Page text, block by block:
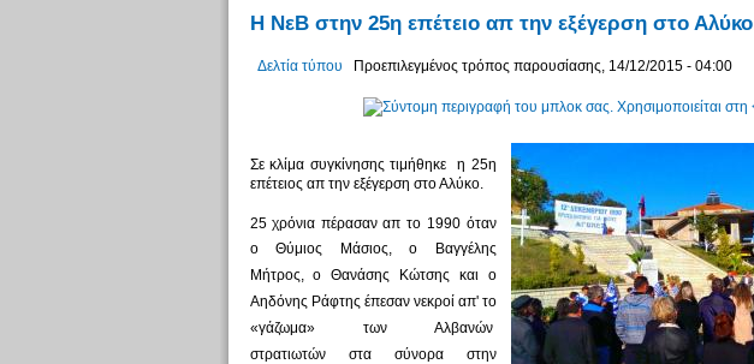
Η ΝεΒ στην 25η επέτειο απ την εξέγερση στο Αλύκο
Δελτία τύπου Προεπιλεγμένος τρόπος παρουσίασης, 14/12/2015 - 04:00
Σε κλίμα συγκίνησης τιμήθηκε η 25η
επέτειος απ την εξέγερση στο Αλύκο.
25 χρόνια πέρασαν απ το 1990 όταν
ο Θύμιος Μάσιος, ο Βαγγέλης
Μήτρος, ο Θανάσης Κώτσης και ο
Αηδόνης Ράφτης έπεσαν νεκροί απ'το
«γάζωμα» των Αλβανών
στρατιωτώνστα σύνορα στην